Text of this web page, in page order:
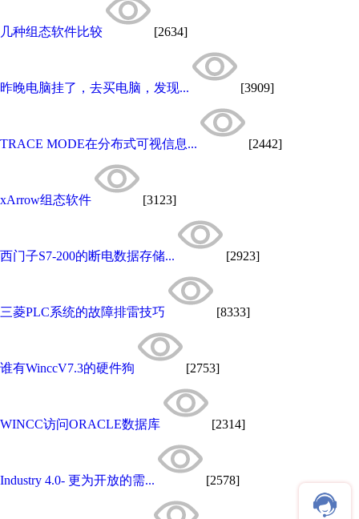
几种组态软件比较 [2634]
昨晚电脑挂了，去买电脑，发现... [3909]
TRACE MODE在分布式可视信息... [2442]
xArrow组态软件 [3123]
西门子S7-200的断电数据存储... [2923]
三菱PLC系统的故障排雷技巧 [8333]
谁有WinccV7.3的硬件狗 [2753]
WINCC访问ORACLE数据库 [2314]
Industry 4.0- 更为开放的需... [2578]